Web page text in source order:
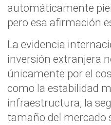
automáticamente
pero esa afirmación
La evidencia
inversión extranjera
únicamente por el
como la estabilidad
infraestructura, la
tamaño del mercado